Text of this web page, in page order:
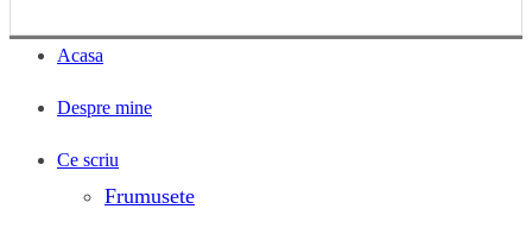
Acasa
Despre mine
Ce scriu
Frumusete